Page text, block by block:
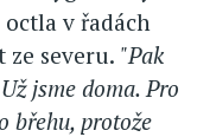
v řadách
ze severu. "Pak
jsme doma. Pro
břehu, protože